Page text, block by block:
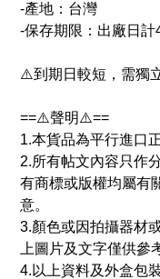
-產地：台灣
-保存期限：出廠日計
⚠️到期日較短，需獨
==⚠️聲明⚠️==
1.本貨品為平行進口
2.所有帖文內容只作
有商標或版權均屬有
意。
3.顏色或因拍攝器材
上圖片及文字僅供參
4.以上資料及外盒包